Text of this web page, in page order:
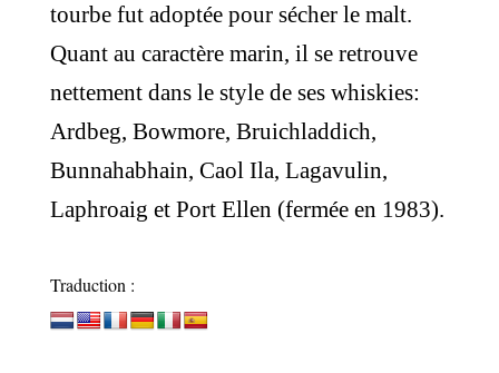
tourbe fut adoptée pour sécher le malt.
Quant au caractère marin, il se retrouve
nettement dans le style de ses whiskies:
Ardbeg, Bowmore, Bruichladdich,
Bunnahabhain, Caol Ila, Lagavulin,
Laphroaig et Port Ellen (fermée en 1983).
Traduction :